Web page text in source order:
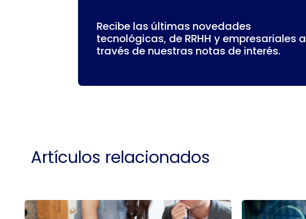
Recibe las últimas novedades
tecnológicas, de RRHH y empresariales a
través de nuestras notas de interés.
Artículos relacionados